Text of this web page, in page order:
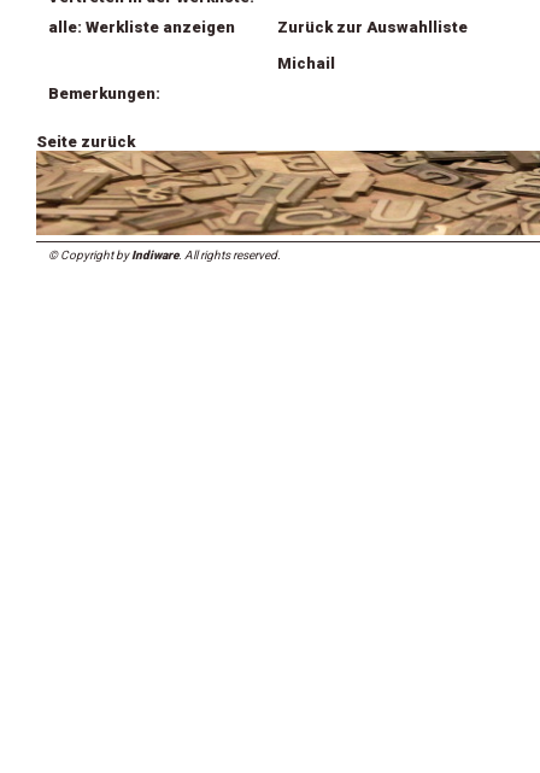
alle: Werkliste anzeigen
Zurück zur Auswahlliste
Michail
Bemerkungen:
Seite zurück
© Copyright byIndiware. All rights reserved.